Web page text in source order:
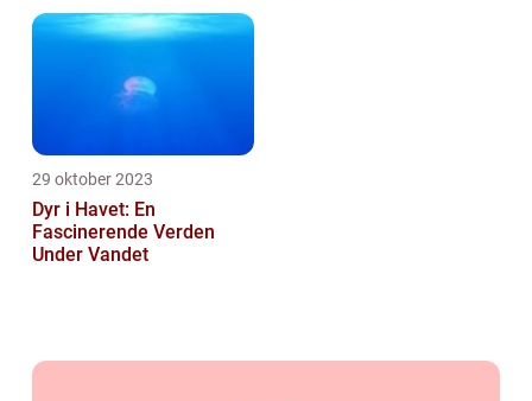
29 oktober 2023
Dyr i Havet: En
Fascinerende Verden
Under Vandet